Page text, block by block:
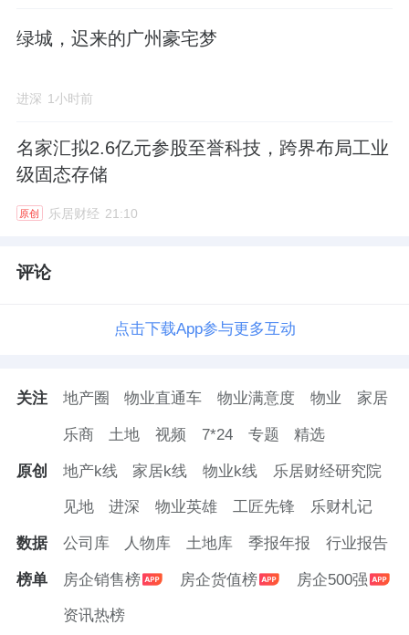
绿城，迟来的广州豪宅梦
进深 1小时前
名家汇拟2.6亿元参股至誉科技，跨界布局工业
级固态存储
原创 乐居财经 21:10
评论
点击下载App参与更多互动
关注 地产圈 物业直通车 物业满意度 物业 家居
乐商 土地 视频 7*24 专题 精选
原创 地产k线 家居k线 物业k线 乐居财经研究院
见地 进深 物业英雄 工匠先锋 乐财札记
数据 公司库 人物库 土地库 季报年报 行业报告
榜单 房企销售榜 房企货值榜 房企500强
资讯热榜